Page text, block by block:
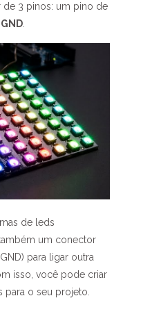
3 pinos: um pino de
GND
de leds
um conector
para ligar outra
isso, você pode criar
para o seu projeto.